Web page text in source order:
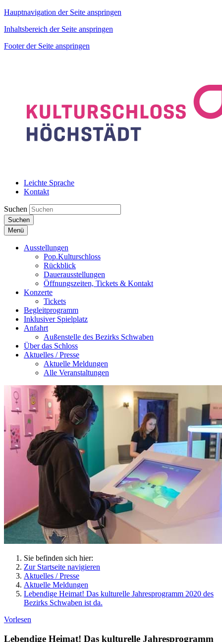
Hauptnavigation der Seite anspringen
Inhaltsbereich der Seite anspringen
Footer der Seite anspringen
Leichte Sprache
Kontakt
Suchen
Suchen
Menü
Ausstellungen
Pop.Kulturschloss
Rückblick
Dauerausstellungen
Öffnungszeiten, Tickets & Kontakt
Konzerte
Tickets
Begleitprogramm
Inklusiver Spielplatz
Anfahrt
Außenstelle des Bezirks Schwaben
Über das Schloss
Aktuelles / Presse
Aktuelle Meldungen
Alle Veranstaltungen
Sie befinden sich hier:
Zur Startseite navigieren
Aktuelles / Presse
Aktuelle Meldungen
Lebendige Heimat! Das kulturelle Jahresprogramm 2020 des
Bezirks Schwaben ist da.
Vorlesen
Lebendige Heimat! Das kulturelle Jahresprogramm